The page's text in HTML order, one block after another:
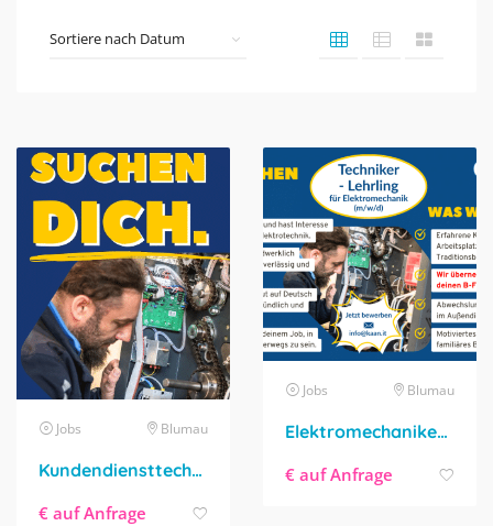
Jobs Blumau
Kundendiensttechniker/-in gesucht
€ auf Anfrage
Jobs Blumau
Elektromechaniker/-in-Lehrling – Techniker/-in-Lehrling
€ auf Anfrage